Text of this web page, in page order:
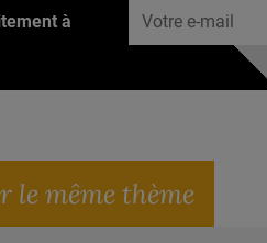
à
le même thème